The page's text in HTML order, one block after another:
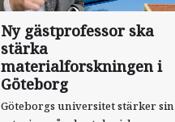
Ny gästprofessor ska
stärka
materialforskningen i
Göteborg
Göteborgs universitet stärker sin